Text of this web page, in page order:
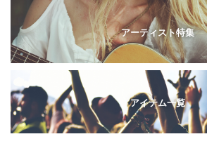
アーティスト特集
アイテム一覧